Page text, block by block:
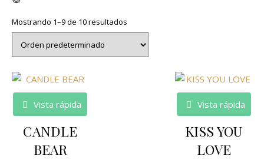
Mostrando 1–9 de 10 resultados
Vista rápida
CANDLE
BEAR
Vista rápida
KISS YOU
LOVE